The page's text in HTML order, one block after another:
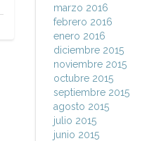
marzo 2016
febrero 2016
enero 2016
diciembre 2015
noviembre 2015
octubre 2015
septiembre 2015
agosto 2015
julio 2015
junio 2015